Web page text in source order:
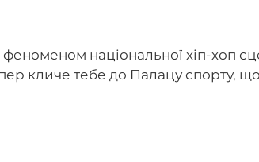
національної хіп-хоп
кличе тебе до Палацу спорту,